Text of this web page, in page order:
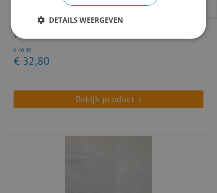
Quick-step - Muse - MUS5493 Grijze leisteen
(Laminaat)
€ 40,95
€ 32 ,80
Bekijk product
DETAILS WEERGEVEN